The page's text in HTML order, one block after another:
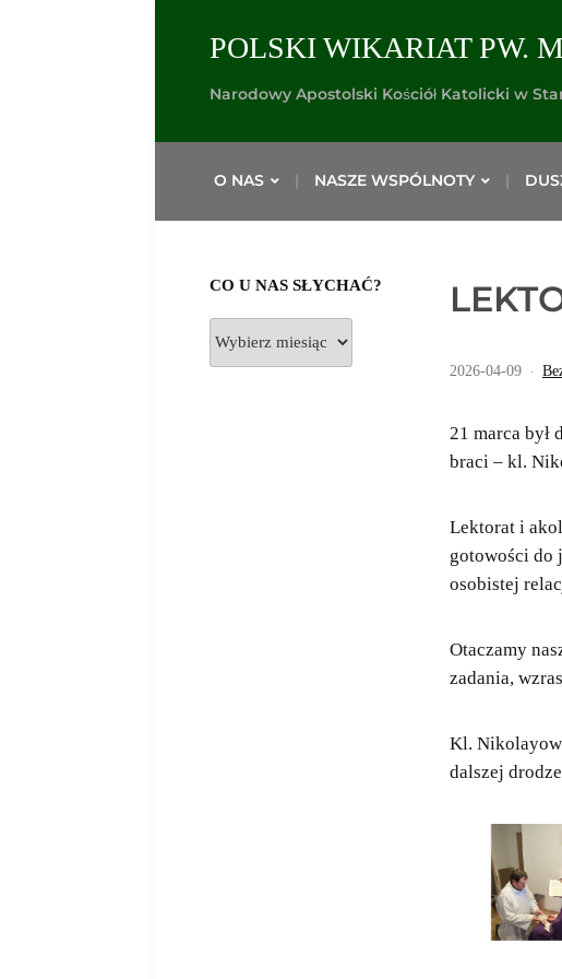
POLSKI WIKARIAT PW.
Narodowy Apostolski Kościół Katolicki w
O NAS NASZE WSPÓLNOTY
2026-04-09
21 marca był
braci – kl.
Lektorat i
gotowości do
osobistej
Otaczamy
zadania,
Kl.
dalszej
CO U NAS SŁYCHAĆ?